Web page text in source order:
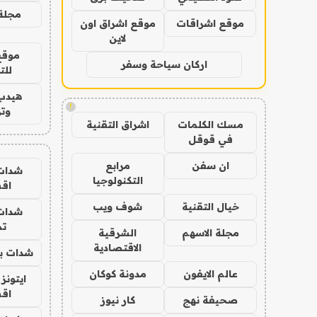
موقع اشراقات
موقع اشراق اون
لاين
اركان سياحة وسفر
!
مسك الكلمات
في قوقل
اشراق التقنية
ان سفن
مرابع
التكنولوجيا
خيال التقنية شوف ويب
مجلة الاسهم
الشرقية
الاقتصادية
عالم الايفون مدونة كوكان
صحيفة نهج كار نيوز
شدات